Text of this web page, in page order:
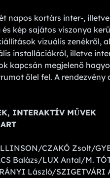
napos kortárs inter-,
kép sajátos viszonya
vizuális zenékről,
installációkról, illetve
kapcsán megjelenő
ölel fel. A
INTERAKTÍV MŰVEK
CZAKÓ Zsolt/
Balázs/LUX Antal/M.
László/